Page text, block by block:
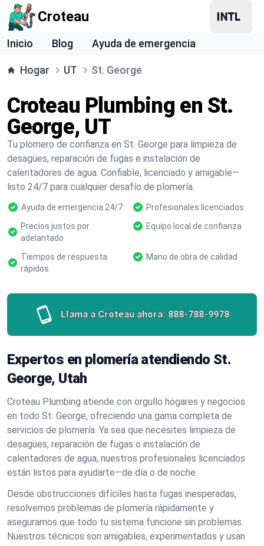
Croteau
Inicio Blog Ayuda de emergencia
Hogar UT St. George
Croteau Plumbing en St.
George, UT
Tu plomero de confianza en St. George para limpieza de
desagües, reparación de fugas e instalación de
calentadores de agua. Confiable, licenciado y amigable—
listo 24/7 para cualquier desafío de plomería.
Ayuda de emergencia 24/7
Profesionales licenciados
Precios justos por
adelantado
Equipo local de confianza
Tiempos de respuesta
rápidos
Mano de obra de calidad
Llama a Croteau ahora: 888-788-9978
Expertos en plomería atendiendo St.
George, Utah
Croteau Plumbing atiende con orgullo hogares y negocios
en todo St. George, ofreciendo una gama completa de
servicios de plomería. Ya sea que necesites limpieza de
desagües, reparación de fugas o instalación de
calentadores de agua, nuestros profesionales licenciados
están listos para ayudarte—de día o de noche.
Desde obstrucciones difíciles hasta fugas inesperadas,
resolvemos problemas de plomería rápidamente y
aseguramos que todo tu sistema funcione sin problemas.
Nuestros técnicos son amigables, experimentados y usan